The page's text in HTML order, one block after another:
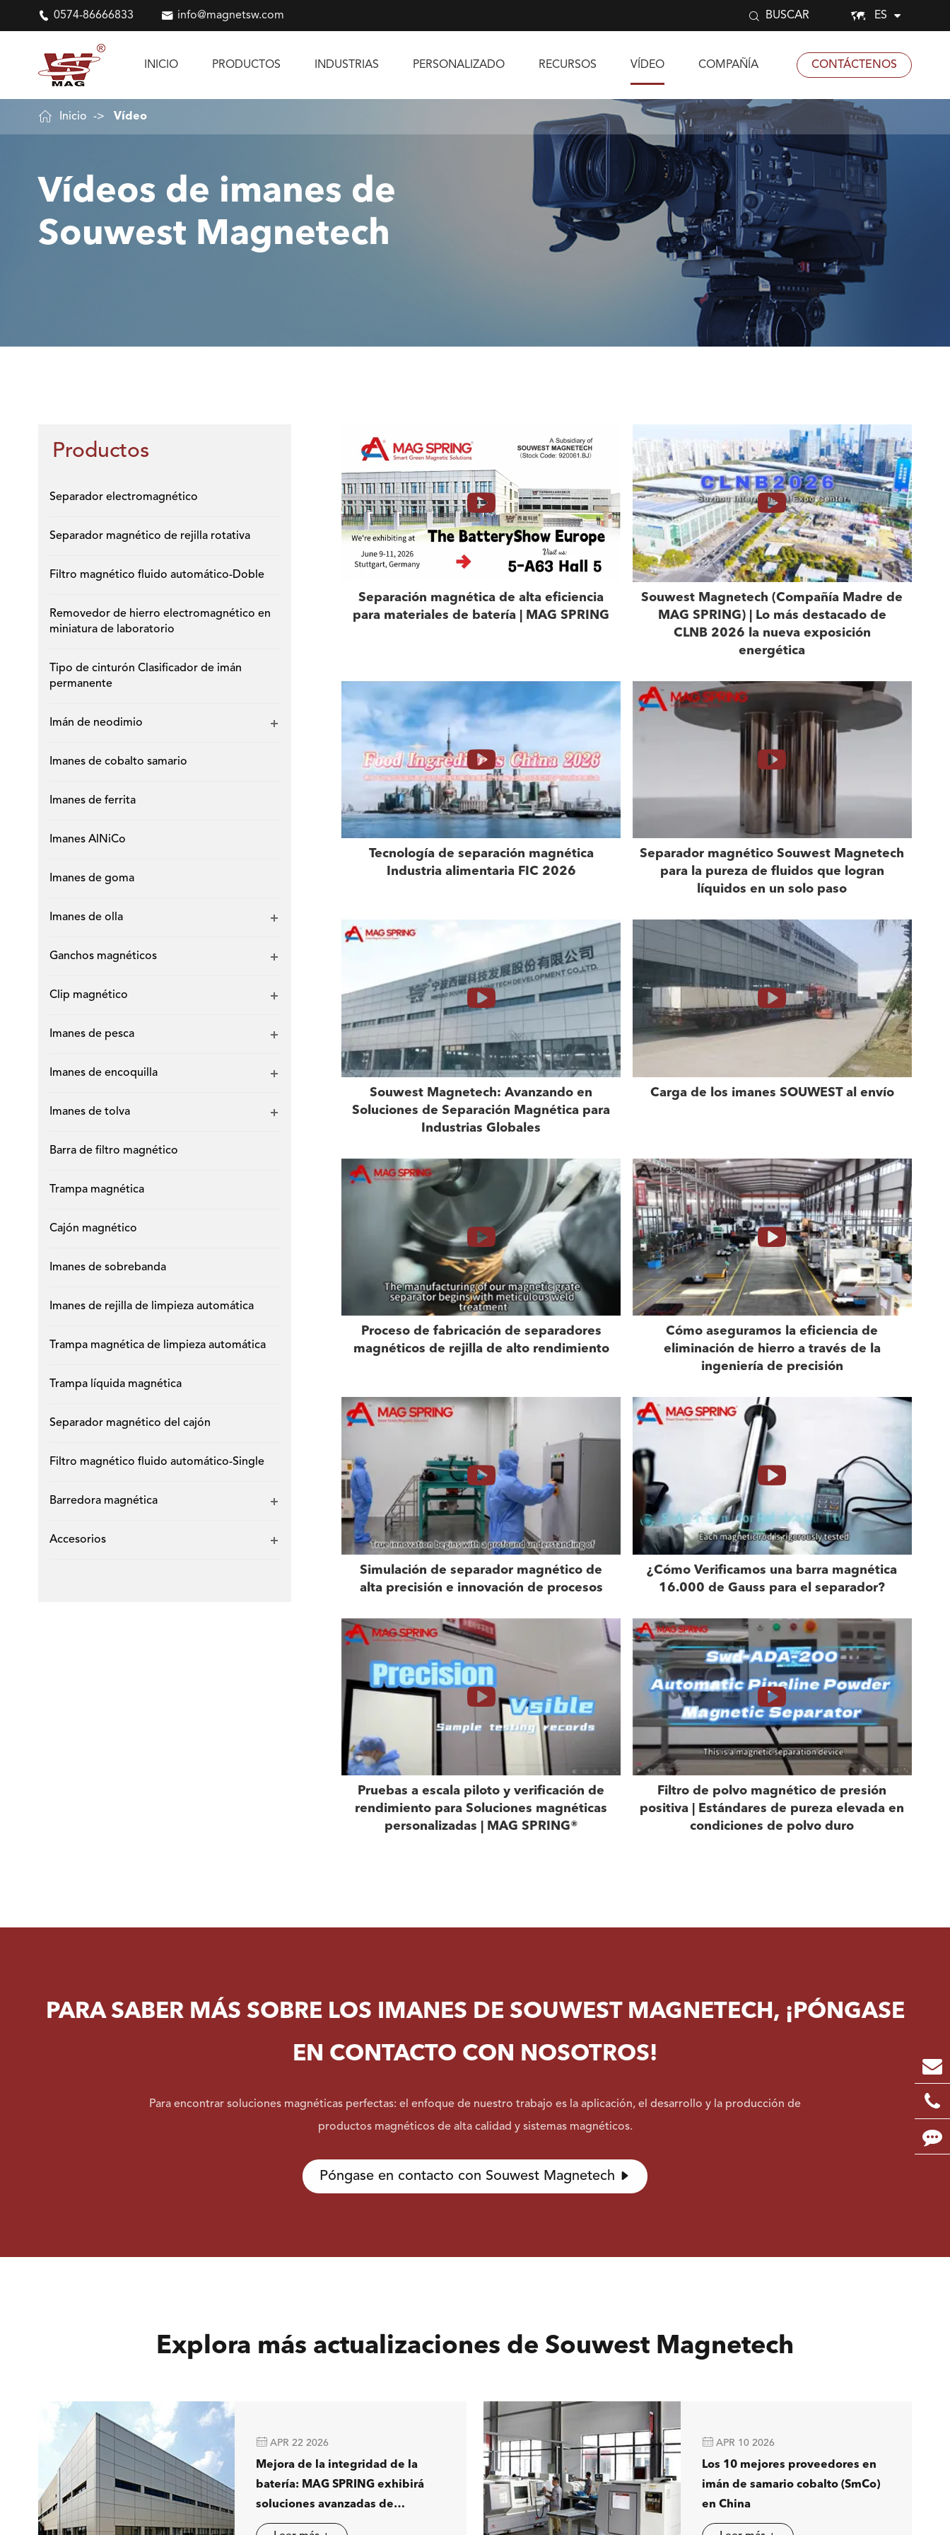
 0574-86666833  info@magnetsw.com  BUSCAR  ES
INICIO PRODUCTOS INDUSTRIAS PERSONALIZADO RECURSOS VÍDEO COMPAÑÍA CONTÁCTENOS
Vídeos de imanes de
Souwest Magnetech
 Inicio Vídeo
Productos
Separador electromagnético
Separador magnético de rejilla rotativa
Filtro magnético fluido automático-Doble
Removedor de hierro electromagnético en
miniatura de laboratorio
Tipo de cinturón Clasificador de imán
permanente
Imán de neodimio
Imanes de cobalto samario
Imanes de ferrita
Imanes AlNiCo
Imanes de goma
Imanes de olla
Ganchos magnéticos
Clip magnético
Imanes de pesca
Imanes de encoquilla
Imanes de tolva
Barra de filtro magnético
Trampa magnética
Cajón magnético
Imanes de sobrebanda
Imanes de rejilla de limpieza automática
Trampa magnética de limpieza automática
Trampa líquida magnética
Separador magnético del cajón
Filtro magnético fluido automático-Single
Barredora magnética
Accesorios
Separación magnética de alta eficiencia
para materiales de batería | MAG SPRING
Souwest Magnetech (Compañía Madre de
MAG SPRING) | Lo más destacado de
CLNB 2026 la nueva exposición
energética
Tecnología de separación magnética
Industria alimentaria FIC 2026
Separador magnético Souwest Magnetech
para la pureza de fluidos que logran
líquidos en un solo paso
Souwest Magnetech: Avanzando en
Soluciones de Separación Magnética para
Industrias Globales
Carga de los imanes SOUWEST al envío
Proceso de fabricación de separadores
magnéticos de rejilla de alto rendimiento
Cómo aseguramos la eficiencia de
eliminación de hierro a través de la
ingeniería de precisión
Simulación de separador magnético de
alta precisión e innovación de procesos
¿Cómo Verificamos una barra magnética
16.000 de Gauss para el separador?
Pruebas a escala piloto y verificación de
rendimiento para Soluciones magnéticas
personalizadas | MAG SPRING®
Filtro de polvo magnético de presión
positiva | Estándares de pureza elevada en
condiciones de polvo duro
PARA SABER MÁS SOBRE LOS IMANES DE SOUWEST MAGNETECH, ¡PÓNGASE
EN CONTACTO CON NOSOTROS!
Para encontrar soluciones magnéticas perfectas: el enfoque de nuestro trabajo es la aplicación, el desarrollo y la producción de
productos magnéticos de alta calidad y sistemas magnéticos.
Póngase en contacto con Souwest Magnetech 
Explora más actualizaciones de Souwest Magnetech
 APR 22 2026
Mejora de la integridad de la
batería: MAG SPRING exhibirá
soluciones avanzadas de
separación magnética en
 APR 10 2026
Los 10 mejores proveedores en
imán de samario cobalto (SmCo)
en China